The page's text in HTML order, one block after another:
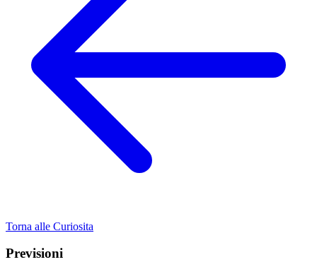
Torna alle Curiosita
Previsioni